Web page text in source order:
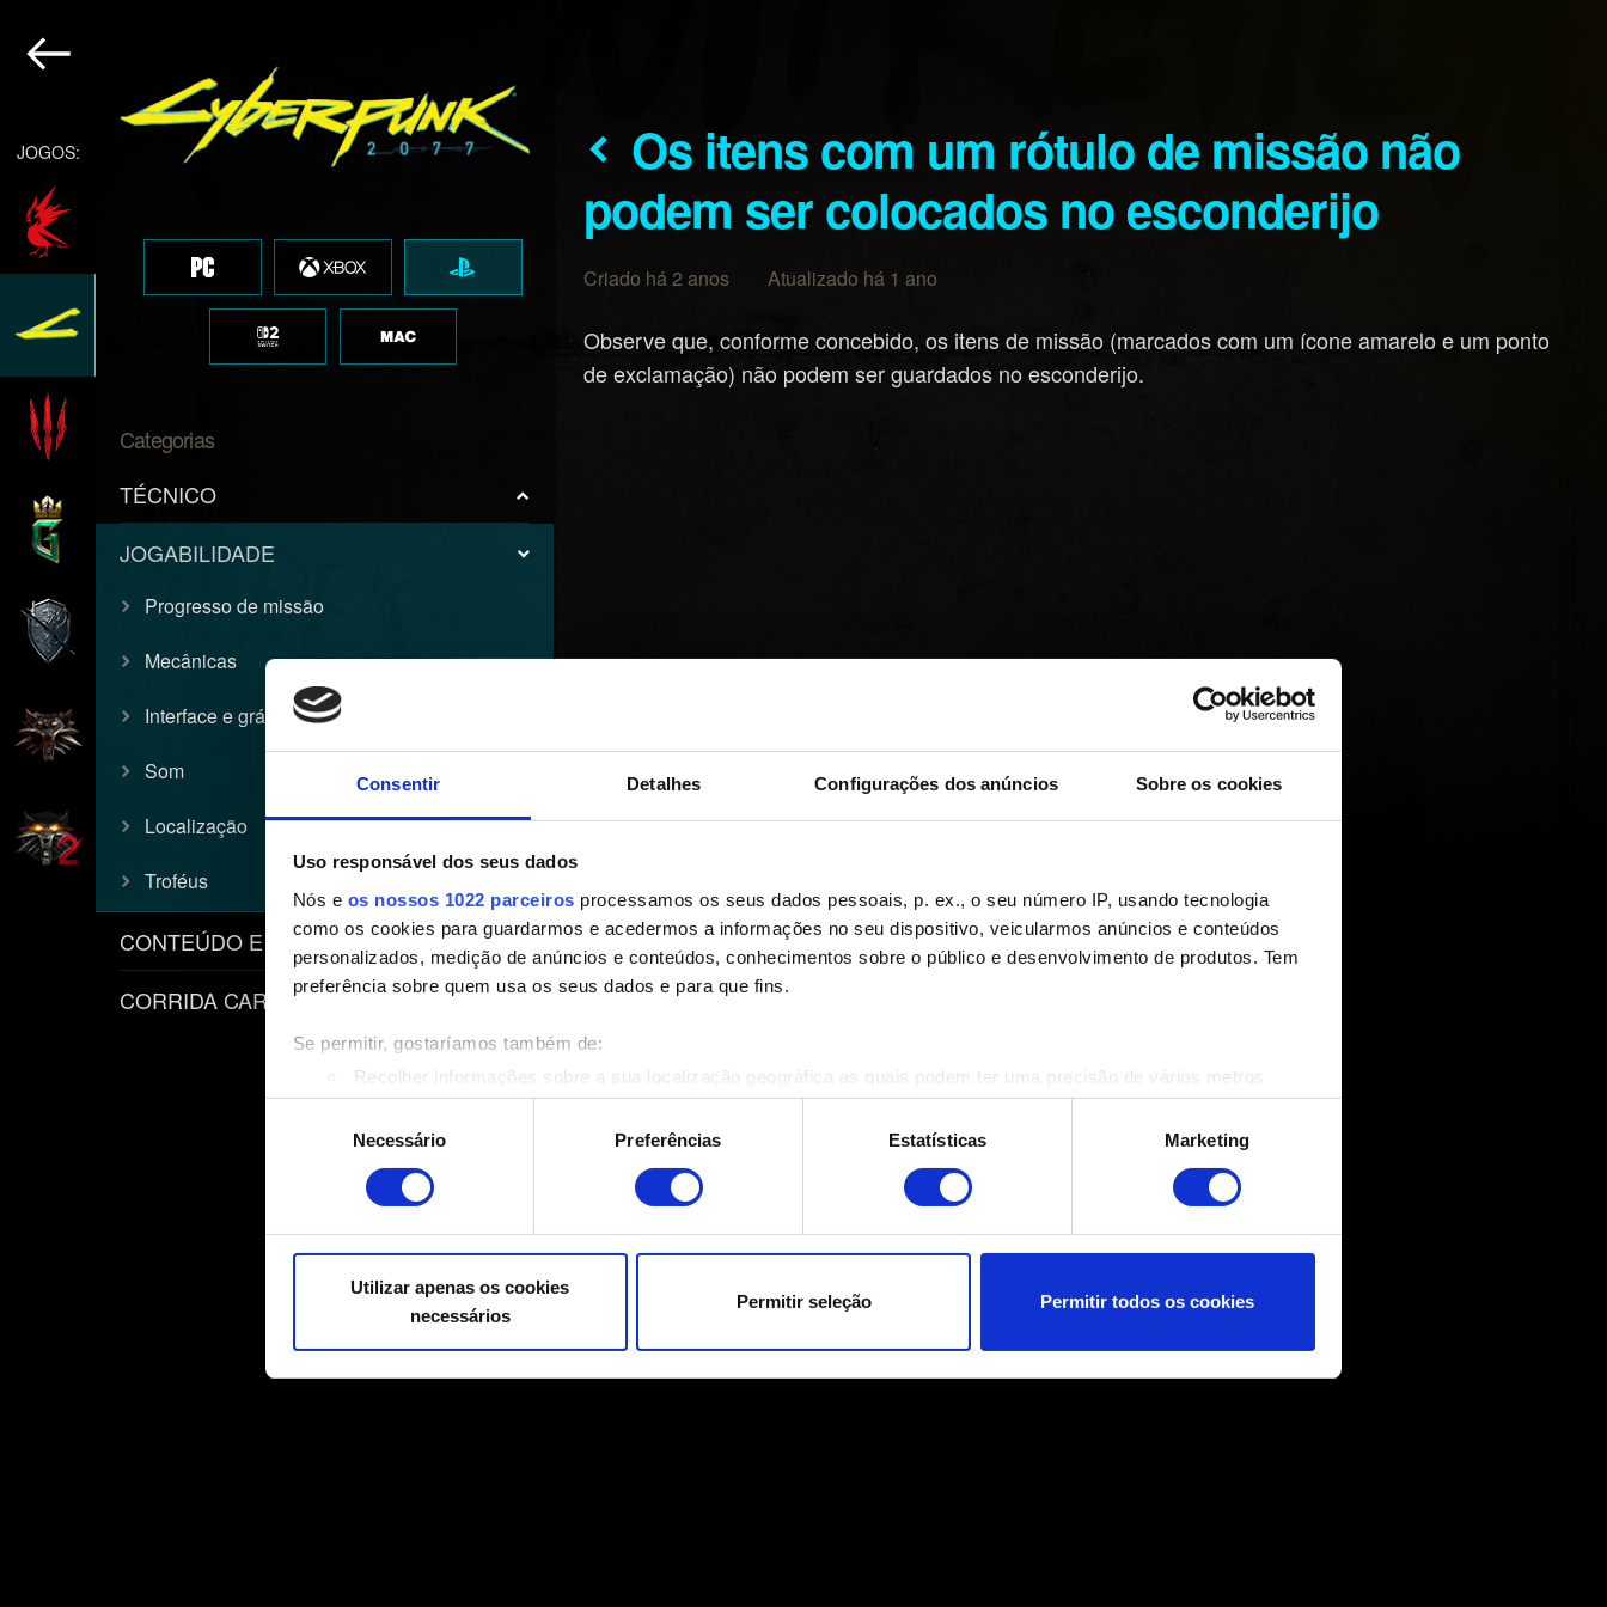
Consentir Detalhes Configurações dos anúncios Sobre os cookies
Uso responsável dos seus dados
Nós e os nossos 1022 parceiros processamos os seus dados pessoais, p. ex., o seu número IP, usando tecnologia
como os cookies para guardarmos e acedermos a informações no seu dispositivo, veicularmos anúncios e conteúdos
personalizados, medição de anúncios e conteúdos, conhecimentos sobre o público e desenvolvimento de produtos. Tem
preferência sobre quem usa os seus dados e para que fins.
Se permitir, gostaríamos também de:
Recolher informações sobre a sua localização geográfica as quais podem ter uma precisão de vários metros
Identificar o seu dispositivo analisando de forma ativa as características específicas (impressão digital)
Saiba mais sobre como os seus dados pessoais são processados e defina as suas preferências na
secção de detalhes
Pode alterar ou retirar o seu consentimento a qualquer momento da Declaração de Cookies.
relacionadas a conteúdos para que o site funcione melhor para você. Para nos ajudar a alcançar você, por exemplo, nas
mídias sociais, com algo que possa ser de seu interesse, podemos compartilhar partes dos nossos cookies com os
nossos parceiros. Todos esses cookies adicionais precisarão da sua permissão, no entanto.
consentimento
Necessário Preferências Estatísticas Marketing
Utilizar apenas os cookies
necessários
Permitir seleção Permitir todos os cookies
JOGOS:
Categorias
TÉCNICO
JOGABILIDADE
Progresso de missão
Mecânicas
Interface e gráficos
Som
Localização
Troféus
CONTEÚDO E POLÍTICAS
CORRIDA CARPEADO
Os itens com um rótulo de missão não
podem ser colocados no esconderijo
Criado há 2 anos Atualizado há 1 ano
Observe que, conforme concebido, os itens de missão (marcados com um ícone amarelo e um ponto
de exclamação) não podem ser guardados no esconderijo.